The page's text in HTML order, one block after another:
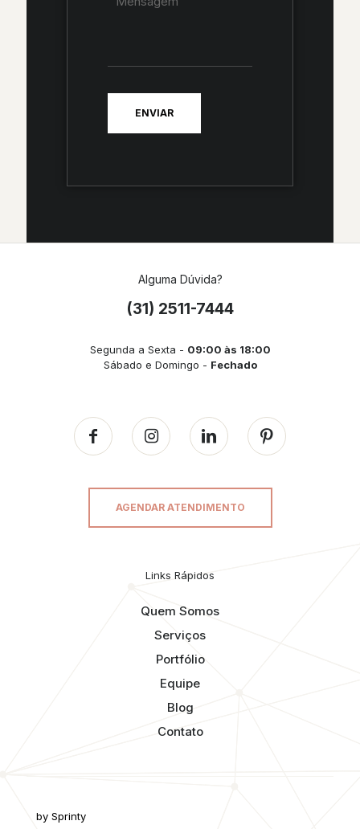
Alguma Dúvida?
(31) 2511-7444
Segunda a Sexta - 09:00 às 18:00
Sábado e Domingo - Fechado
AGENDAR ATENDIMENTO
Links Rápidos
Quem Somos
Serviços
Portfólio
Equipe
Blog
Contato
by Sprinty